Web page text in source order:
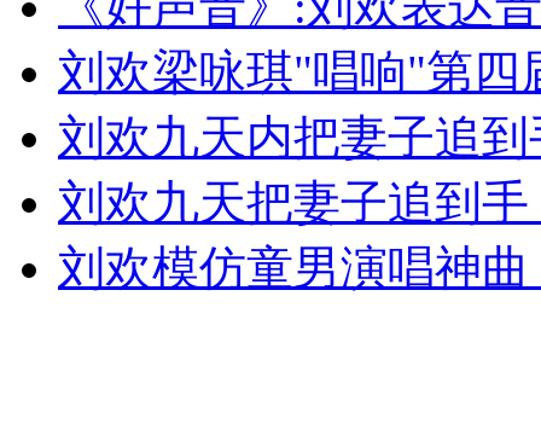
外交部：有关国家言论片面不公正
安徽一实载49人客车翻车
刘欢梁咏琪"唱响"第四
刘欢九天内把妻子追
刘欢九天把妻子追到
刘欢模仿童男演唱神